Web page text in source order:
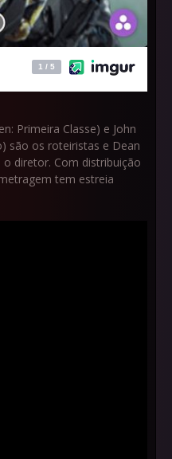
Primeira Classe) e John
são os roteiristas e Dean
diretor. Com distribuição
tem estreia